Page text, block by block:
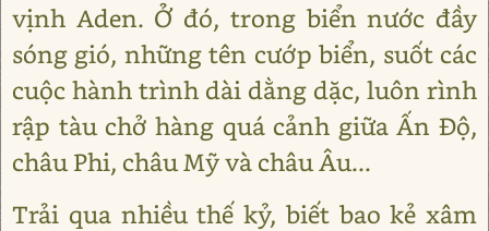
vịnh Aden. Ở đó, trong biển nước đầy
sóng gió, những tên cướp biển, suốt các
cuộc hành trình dài dằng dặc, luôn rình
rập tàu chở hàng quá cảnh giữa Ấn Độ,
châu Phi, châu Mỹ và châu Âu...
Trải qua nhiều thế kỷ, biết bao kẻ xâm